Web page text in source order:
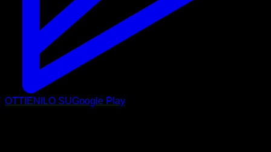
OTTIENILO SUGoogle Play